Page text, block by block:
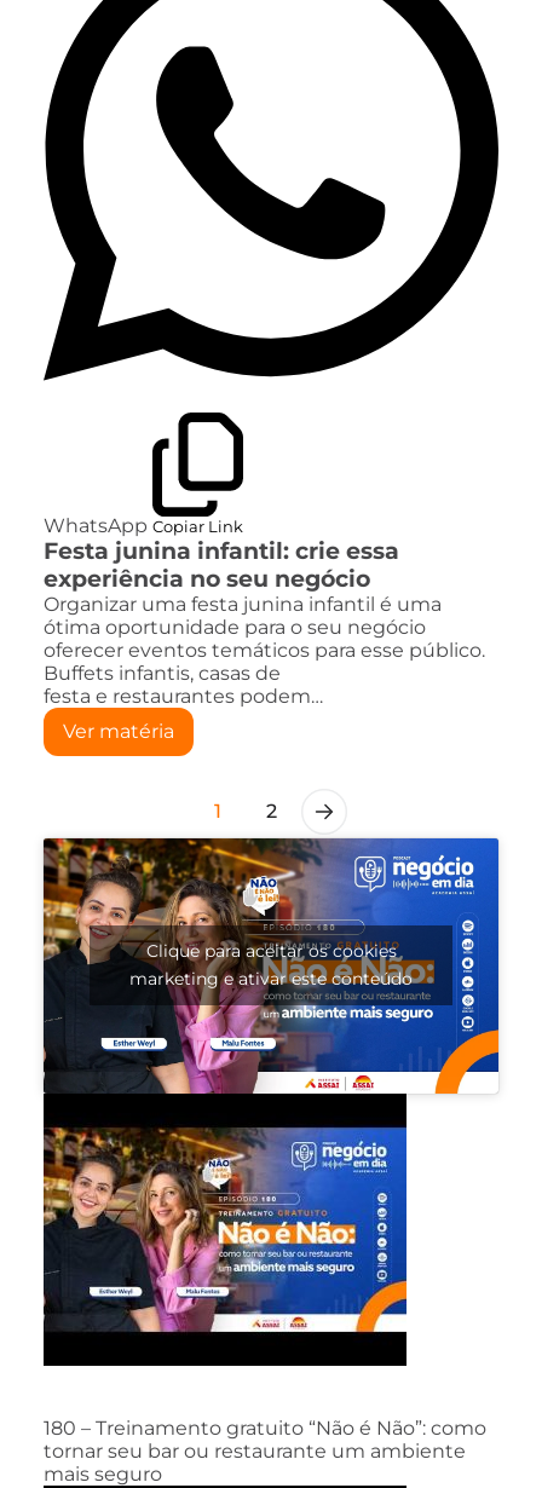
WhatsApp Copiar Link
Festa junina infantil: crie essa
experiência no seu negócio
Organizar uma festa junina infantil é uma
ótima oportunidade para o seu negócio
oferecer eventos temáticos para esse público.
Buffets infantis, casas de
festa e restaurantes podem…
Ver matéria
1 2
Clique para aceitar os cookies
marketing e ativar este conteúdo
180 – Treinamento gratuito “Não é Não”: como
tornar seu bar ou restaurante um ambiente
mais seguro